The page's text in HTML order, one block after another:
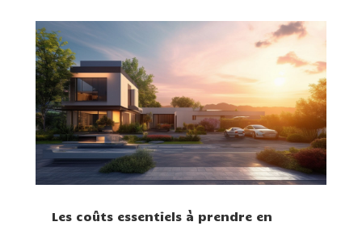
Les coûts essentiels à prendre en